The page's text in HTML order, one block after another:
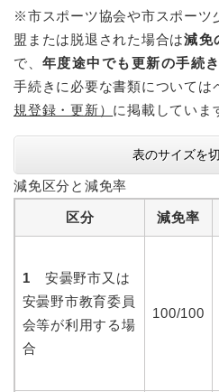
※市スポーツ協会や市スポーツ
盟または脱退された場合は減免
で、 年度途中でも更新の手続
手続きに必要な書類については
規登録・更新） に掲載していま
表のサイズを
減免区分と減免率
区分 減免率
1 安曇野市又は
安曇野市教育委員
会等が利用する場
合
100/100